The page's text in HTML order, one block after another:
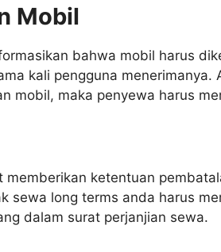
Mobil
bahwa mobil harus
kali pengguna menerimanya.
mobil, maka penyewa harus
memberikan ketentuan
sewa long terms anda harus
dalam surat perjanjian sewa.